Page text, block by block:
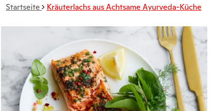
Startseite Kräuterlachs aus Achtsame Ayurveda-Küche